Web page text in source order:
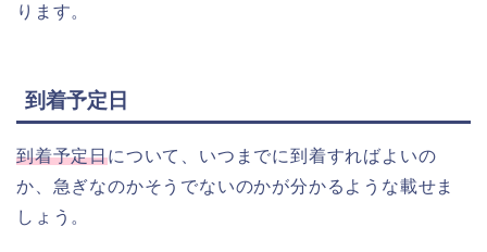
ります。
到着予定日
到着予定日について、いつまでに到着すればよいの
か、急ぎなのかそうでないのかが分かるような載せま
しょう。